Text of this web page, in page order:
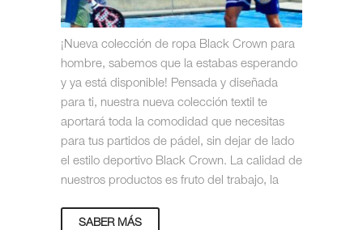
¡Nueva colección de ropa Black Crown para
hombre, sabemos que la estabas esperando
y ya está disponible! Pensada y diseñada
para ti, nuestra nueva colección textil te
aportará toda la comodidad que necesitas
para tus partidos de pádel, sin dejar de lado
el estilo deportivo Black Crown. La calidad de
nuestros productos es fruto del trabajo, la
SABER MÁS